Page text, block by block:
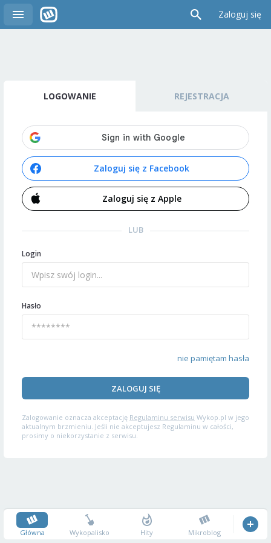
Zaloguj się
LOGOWANIE REJESTRACJA
Zaloguj się z Facebook
Zaloguj się z Apple
LUB
Login
Hasło
nie pamiętam hasła
ZALOGUJ SIĘ
Zalogowanie oznacza akceptację Regulaminu serwisu Wykop.pl w jego
aktualnym brzmieniu. Jeśli nie akceptujesz Regulaminu w całości,
prosimy o niekorzystanie z serwisu.
Główna Wykopalisko Hity Mikroblog